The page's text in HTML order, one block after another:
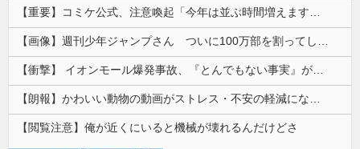
【重要】コミケ公式、注意喚起「今年は並ぶ時間増えます。移動距離も伸びます。」
【画像】週刊少年ジャンプさん ついに100万部を割ってしまう。何故ジャンプは読まれなくなったのか
【衝撃】 イオンモール爆発事故、『とんでもない事実』が判明してしまう・・・・・・
【朗報】かわいい動物の動画がストレス・不安の軽減になる可能性。英大学の研究で実証
【閲覧注意】俺が近くにいると機械が壊れるんだけどさ